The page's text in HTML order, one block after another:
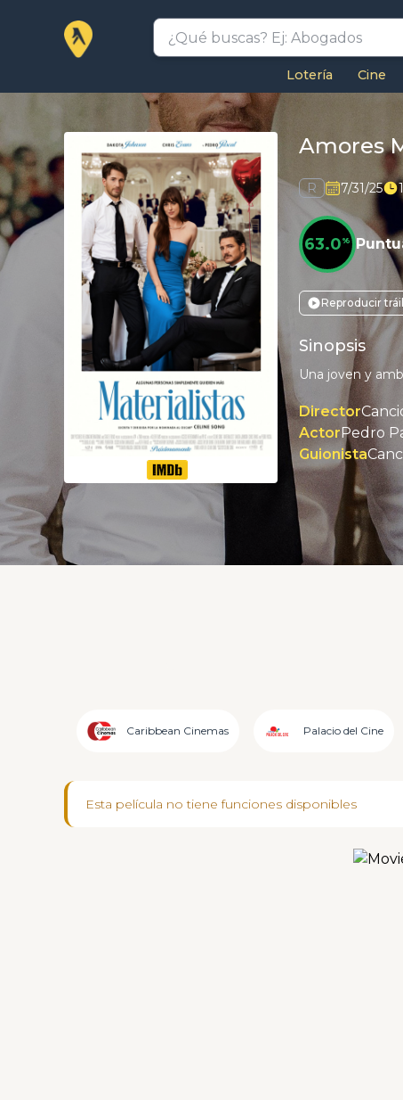
Lotería Cine
Amores
R 7/31/25
63.0%
Reproducir
Sinopsis
Una joven y
Director
Actor
Guionista
Caribbean Cinemas Palacio del Cine
Esta película no tiene funciones disponibles